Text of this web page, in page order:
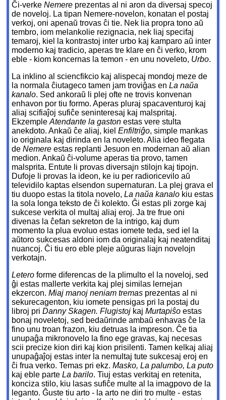
Ĉi-verkeNemere prezentas al ni aron da diversaj specoj
de noveloj. La tipan Nemere-novelon, konatan el postaj
verkoj, oni apenaŭ trovas ĉi tie. Nek lia propra tono aŭ
tembro, iom melankolie rezignacia, nek liaj specifaj
temaroj, kiel la kontrastoj inter urbo kaj kamparo aŭ inter
moderno kaj tradicio, aperas tre klare en ĉi verko, krom
eble - kiom koncernas la temon - en unu noveleto, Urbo.
La inklino al sciencfikcio kaj alispecaj mondoj meze de
la normala ĉiutageco tamen jam troviĝas enLa naŭa
kanalo. Sed ankoraŭ li plej ofte ne trovis konvenan
enhavon por tiu formo. Aperas pluraj spacaventuroj kaj
aliaj scifiaĵoj sufiĉe seninteresaj kaj malspritaj.
EkzempleAtendante la gaston estas vere stulta
anekdoto. Ankaŭ ĉe aliaj, kielEnfiltriĝo, simple mankas
io originala kaj dirinda en la noveleto. Alia ideo flegata
deNemere estas replanti Jesuon en modernan aŭ alian
medion. Ankaŭ ĉi-volume aperas tia provo, tamen
malsprita. Entute li provas diversajn stilojn kaj tipojn.
Dufoje li provas la ideon, ke iu per radioricevilo aŭ
televidilo kaptas elsendon supernaturan. La plej grava el
tiu duopo estas la titola novelo,La naŭa kanalo kiu estas
la sola longa teksto de ĉi kolekto. Ĝi estas pli zorge kaj
sukcese verkita ol multaj aliaj eroj. Ja tre frue oni
divenas la ĉefan sekreton de la intrigo, kaj dum
momento la plua evoluo estas iomete teda, sed iel la
aŭtoro sukcesas aldoni iom da originalaj kaj neatenditaj
nuancoj. Ĉi tiu ero eble pleje aŭguras liajn novelojn
verkotajn.
Letero forme diferencas de la plimulto el la noveloj, sed
ĝi estas mallerte verkita kaj plej similas lernejan
ekzercon.Miaj manoj neniam tremas prezentas al ni
sekurecagenton, kiu iomete pensigas pri la postaj du
libroj priDanny Skagen. Flugistoj kajMurtapiŝo estas
bonaj noveletoj, sed bedaŭrinde ambaŭ enhavas ĉe la
fino unu troan frazon, kiu detruas la impreson. Ĉe tia
unupaĝa mikronovelo la fino ege gravas, kaj necesas
scii precize kion diri kaj kion prisilenti. Tamen kelkaj aliaj
unupaĝaĵoj estas inter la nemultaj tute sukcesaj eroj en
ĉi frua verko. Temas pri ekz.Masko, La palumbo, La puto
kaj eble parteLa barilo. Tiuj estas verkitaj en retenita,
konciza stilo, kiu lasas sufiĉe multe al la imagpovo de la
leganto. Ĝuste tiu arto - la arto ne diri tro multe - estas